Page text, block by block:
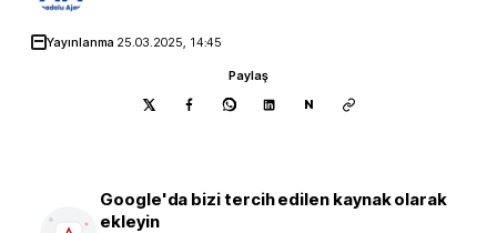
Yayınlanma 25.03.2025, 14:45
Paylaş
N
Google'da bizi tercih edilen kaynak olarak
ekleyin